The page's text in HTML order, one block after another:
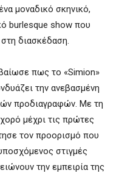
μοναδικό σκηνικό,
burlesque show που
διασκέδαση.
πως το «Simion»
την ανεβασμένη
προδιαγραφών. Με τη
μέχρι τις πρώτες
τον προορισμό που
στιγμές
την εμπειρία της